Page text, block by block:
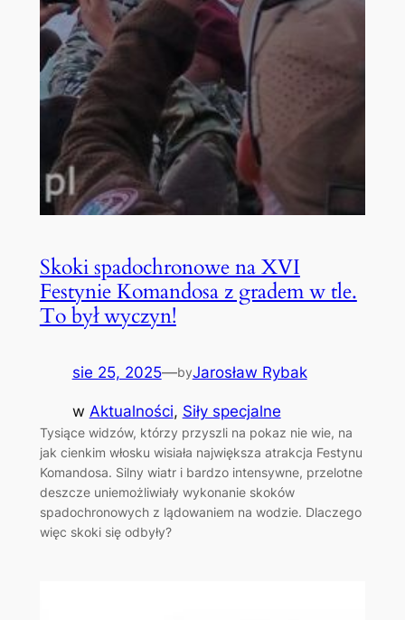
Skoki spadochronowe na XVI
Festynie Komandosa z gradem w tle.
To był wyczyn!
sie 25, 2025—byJarosław Rybak
w Aktualności, Siły specjalne
Tysiące widzów, którzy przyszli na pokaz nie wie, na
jak cienkim włosku wisiała największa atrakcja Festynu
Komandosa. Silny wiatr i bardzo intensywne, przelotne
deszcze uniemożliwiały wykonanie skoków
spadochronowych z lądowaniem na wodzie. Dlaczego
więc skoki się odbyły?